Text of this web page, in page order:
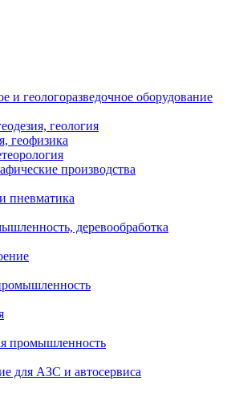
и геологоразведочное оборудование
геология
геофизика
производства
пневматика
деревообработка
промышленность
для АЗС и автосервиса